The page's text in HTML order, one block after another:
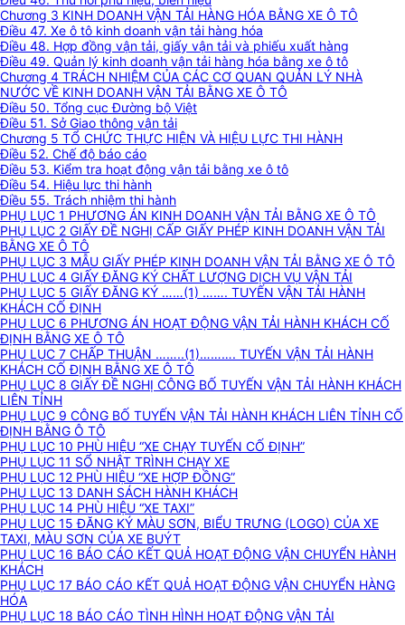
Chương 3 KINH DOANH VẬN TẢI HÀNG HÓA BẰNG XE Ô TÔ
Điều 47. Xe ô tô kinh doanh vận tải hàng hóa
Điều 48. Hợp đồng vận tải, giấy vận tải và phiếu xuất hàng
Điều 49. Quản lý kinh doanh vận tải hàng hóa bằng xe ô tô
Chương 4 TRÁCH NHIỆM CỦA CÁC CƠ QUAN QUẢN LÝ NHÀ
NƯỚC VỀ KINH DOANH VẬN TẢI BẰNG XE Ô TÔ
Điều 50. Tổng cục Đường bộ Việt
Điều 51. Sở Giao thông vận tải
Chương 5 TỔ CHỨC THỰC HIỆN VÀ HIỆU LỰC THI HÀNH
Điều 52. Chế độ báo cáo
Điều 53. Kiểm tra hoạt động vận tải bằng xe ô tô
Điều 54. Hiệu lực thi hành
Điều 55. Trách nhiệm thi hành
PHỤ LỤC 1 PHƯƠNG ÁN KINH DOANH VẬN TẢI BẰNG XE Ô TÔ
PHỤ LỤC 2 GIẤY ĐỀ NGHỊ CẤP GIẤY PHÉP KINH DOANH VẬN TẢI
BẰNG XE Ô TÔ
PHỤ LỤC 3 MẪU GIẤY PHÉP KINH DOANH VẬN TẢI BẰNG XE Ô TÔ
PHỤ LỤC 4 GIẤY ĐĂNG KÝ CHẤT LƯỢNG DỊCH VỤ VẬN TẢI
PHỤ LỤC 5 GIẤY ĐĂNG KÝ ……(1) ……. TUYẾN VẬN TẢI HÀNH
KHÁCH CỐ ĐỊNH
PHỤ LỤC 6 PHƯƠNG ÁN HOẠT ĐỘNG VẬN TẢI HÀNH KHÁCH CỐ
ĐỊNH BẰNG XE Ô TÔ
PHỤ LỤC 7 CHẤP THUẬN ……..(1)………. TUYẾN VẬN TẢI HÀNH
KHÁCH CỐ ĐỊNH BẰNG XE Ô TÔ
PHỤ LỤC 8 GIẤY ĐỀ NGHỊ CÔNG BỐ TUYẾN VẬN TẢI HÀNH KHÁCH
LIÊN TỈNH
PHỤ LỤC 9 CÔNG BỐ TUYẾN VẬN TẢI HÀNH KHÁCH LIÊN TỈNH CỐ
ĐỊNH BẰNG Ô TÔ
PHỤ LỤC 10 PHÙ HIỆU “XE CHẠY TUYẾN CỐ ĐỊNH”
PHỤ LỤC 11 SỔ NHẬT TRÌNH CHẠY XE
PHỤ LỤC 12 PHÙ HIỆU “XE HỢP ĐỒNG”
PHỤ LỤC 13 DANH SÁCH HÀNH KHÁCH
PHỤ LỤC 14 PHÙ HIỆU “XE TAXI”
PHỤ LỤC 15 ĐĂNG KÝ MÀU SƠN, BIỂU TRƯNG (LOGO) CỦA XE
TAXI, MÀU SƠN CỦA XE BUÝT
PHỤ LỤC 16 BÁO CÁO KẾT QUẢ HOẠT ĐỘNG VẬN CHUYỂN HÀNH
KHÁCH
PHỤ LỤC 17 BÁO CÁO KẾT QUẢ HOẠT ĐỘNG VẬN CHUYỂN HÀNG
HÓA
PHỤ LỤC 18 BÁO CÁO TÌNH HÌNH HOẠT ĐỘNG VẬN TẢI